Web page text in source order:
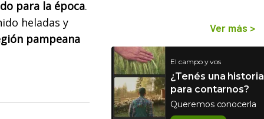
para la época.
heladas y
pampeana
Ver más >
El campo y vos
¿Tenés una historia
para contarnos?
Queremos conocerla